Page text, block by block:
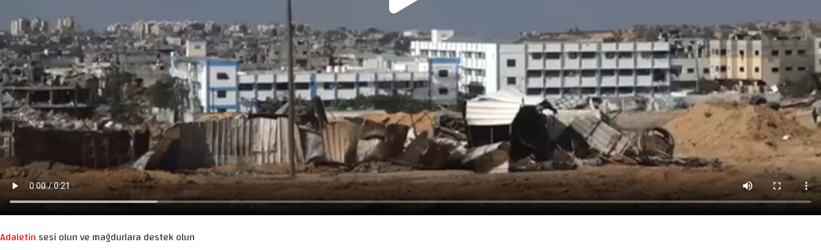
Adaletin sesi olun ve mağdurlara destek olun